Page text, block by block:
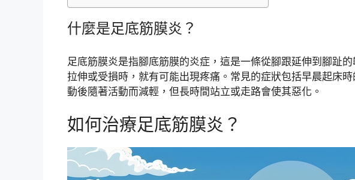
什麼是足底筋膜炎？
足底筋膜炎是指腳底筋膜的炎症，這是一條從腳跟延伸到腳趾
拉伸或受損時，就有可能出現疼痛。常見的症狀包括早晨起床
動後隨著活動而減輕，但長時間站立或走路會使其惡化。
如何治療足底筋膜炎？